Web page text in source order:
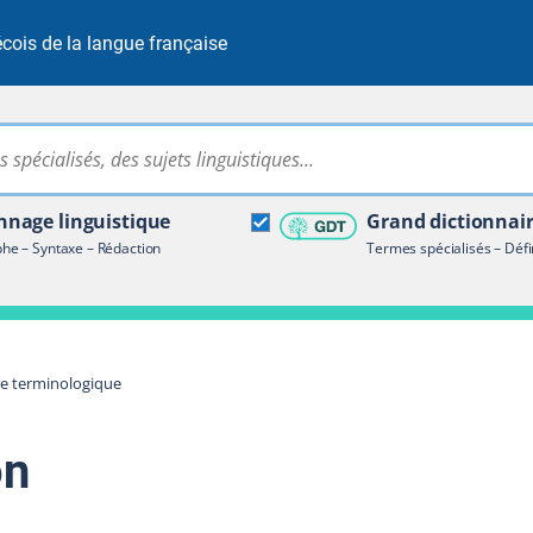
de la langue française
Rechercher dans tout le site
linguistique
– Syntaxe – Rédaction
Grand
Termes spécialisés –
terminologique
terminologique